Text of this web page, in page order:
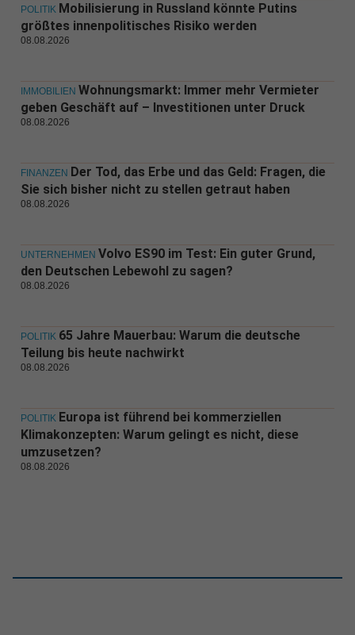
POLITIK Mobilisierung in Russland könnte Putins
größtes innenpolitisches Risiko werden
08.08.2026
IMMOBILIEN Wohnungsmarkt: Immer mehr Vermieter
geben Geschäft auf – Investitionen unter Druck
08.08.2026
FINANZEN Der Tod, das Erbe und das Geld: Fragen, die
Sie sich bisher nicht zu stellen getraut haben
08.08.2026
UNTERNEHMEN Volvo ES90 im Test: Ein guter Grund,
den Deutschen Lebewohl zu sagen?
08.08.2026
POLITIK 65 Jahre Mauerbau: Warum die deutsche
Teilung bis heute nachwirkt
08.08.2026
POLITIK Europa ist führend bei kommerziellen
Klimakonzepten: Warum gelingt es nicht, diese
umzusetzen?
08.08.2026